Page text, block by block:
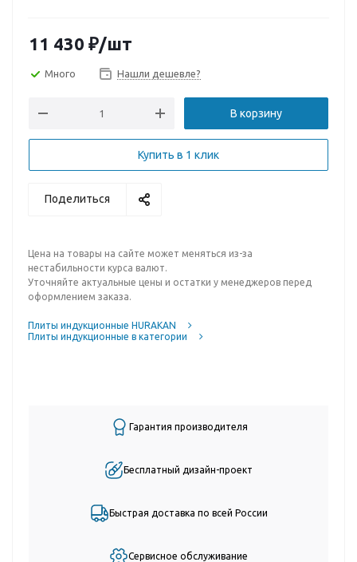
11 430 ₽/шт
Много Нашли дешевле?
В корзину
Купить в 1 клик
Поделиться
Цена на товары на сайте может меняться из-за
нестабильности курса валют.
Уточняйте актуальные цены и остатки у менеджеров перед
оформлением заказа.
Плиты индукционные HURAKAN
Плиты индукционные в категории
Гарантия производителя
Бесплатный дизайн-проект
Быстрая доставка по всей России
Сервисное обслуживание